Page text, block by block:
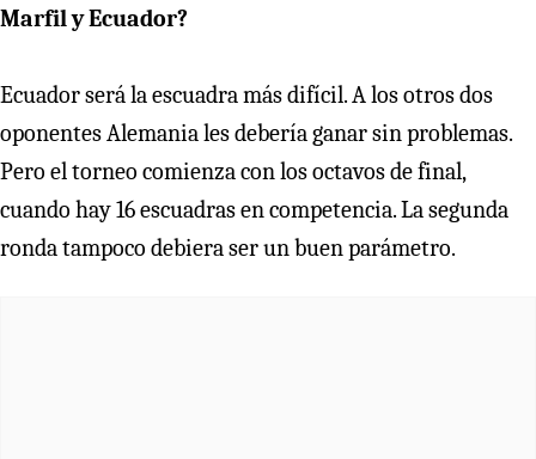
Marfil y Ecuador?
Ecuador será la escuadra más difícil. A los otros dos
oponentes Alemania les debería ganar sin problemas.
Pero el torneo comienza con los octavos de final,
cuando hay 16 escuadras en competencia. La segunda
ronda tampoco debiera ser un buen parámetro.